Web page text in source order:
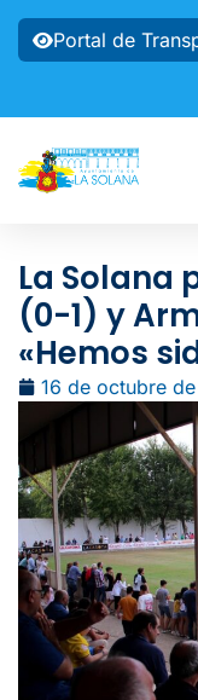
Portal de
La Solana
(0-1) y
«Hemos
16 de octubre